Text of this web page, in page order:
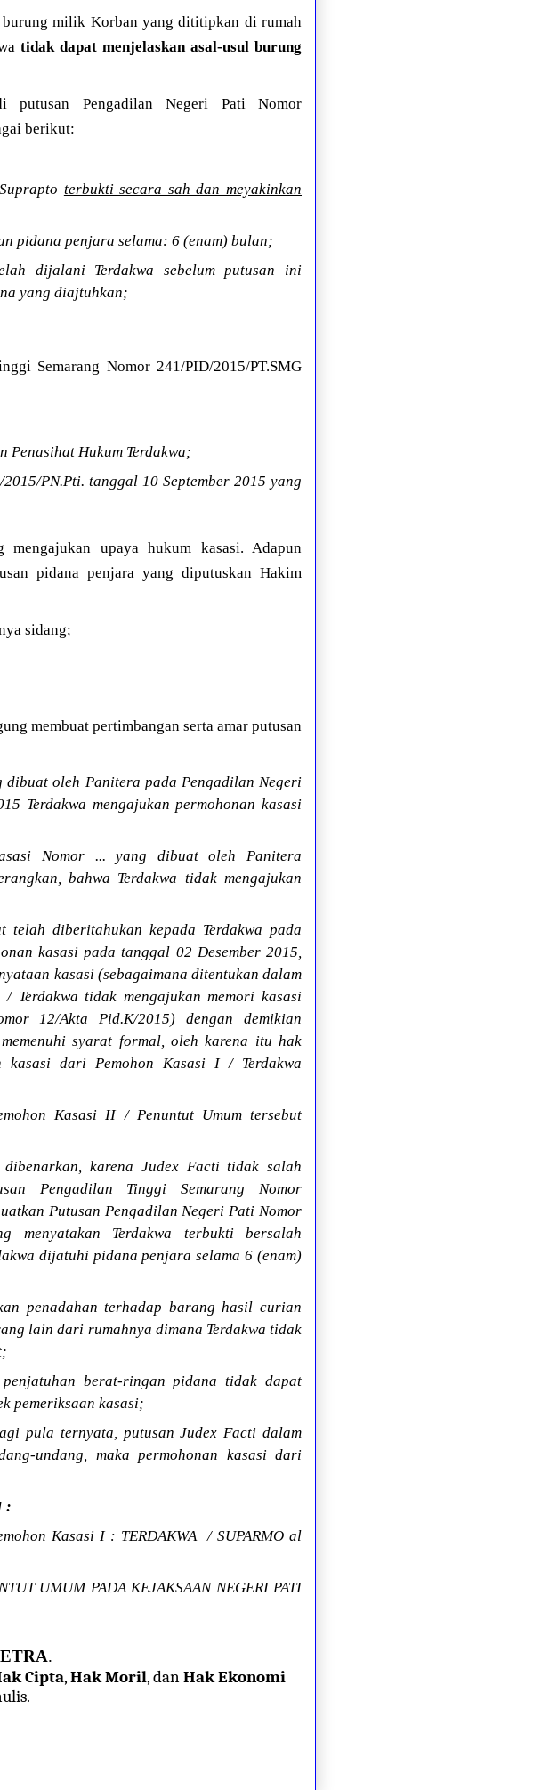
milik Korban yang dititipkan di rumah
tidak dapat menjelaskan asal-usul burung
putusan Pengadilan Negeri Pati Nomor
berikut:
terbukti secara sah dan meyakinkan
pidana penjara selama: 6 (enam) bulan;
dijalani Terdakwa sebelum putusan ini
yang diajtuhkan;
Semarang Nomor 241/PID/2015/PT.SMG
Penasihat Hukum Terdakwa;
PN.Pti. tanggal 10 September 2015 yang
upaya hukum kasasi. Adapun
pidana penjara yang diputuskan Hakim
sidang;
membuat pertimbangan serta amar putusan
dibuat oleh Panitera pada Pengadilan Negeri
Terdakwa mengajukan permohonan kasasi
Nomor ... yang dibuat oleh Panitera
bahwa Terdakwa tidak mengajukan
telah diberitahukan kepada Terdakwa pada
kasasi pada tanggal 02 Desember 2015,
kasasi (sebagaimana ditentukan dalam
tidak mengajukan memori kasasi
12/Akta Pid.K/2015) dengan demikian
syarat formal, oleh karena itu hak
kasasi dari Pemohon Kasasi I / Terdakwa
Kasasi II / Penuntut Umum tersebut
karena Judex Facti tidak salah
Pengadilan Tinggi Semarang Nomor
Putusan Pengadilan Negeri Pati Nomor
menyatakan Terdakwa terbukti bersalah
dijatuhi pidana penjara selama 6 (enam)
penadahan terhadap barang hasil curian
lain dari rumahnya dimana Terdakwa tidak
berat-ringan pidana tidak dapat
pemeriksaan kasasi;
pula ternyata, putusan Judex Facti dalam
undang, maka permohonan kasasi dari
:
Kasasi I : TERDAKWA / SUPARMO al
UMUM PADA KEJAKSAAN NEGERI PATI
.
Cipta,Hak Moril, danHak Ekonomi